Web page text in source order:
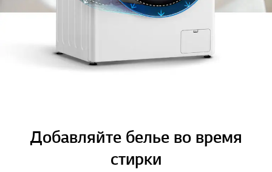
Добавляйте белье во время
стирки